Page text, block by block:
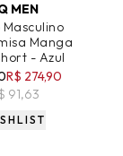
MEN
Manga
- Azul
R$ 274,90
91,63